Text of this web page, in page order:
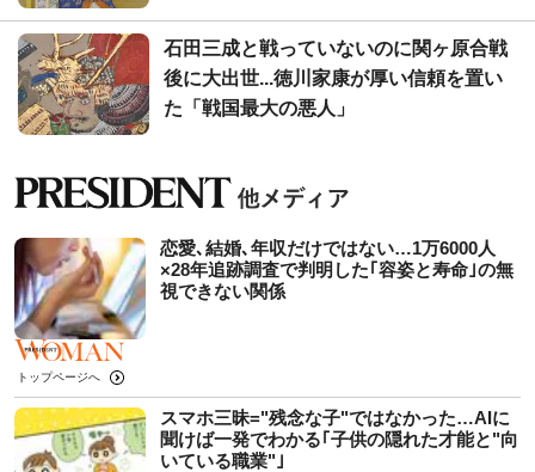
石田三成と戦っていないのに関ヶ原合戦
後に大出世...徳川家康が厚い信頼を置い
た「戦国最大の悪人」
恋愛､結婚､年収だけではない…1万6000人
×28年追跡調査で判明した｢容姿と寿命｣の無
視できない関係
トップページへ
スマホ三昧="残念な子"ではなかった…AIに
聞けば一発でわかる｢子供の隠れた才能と"向
いている職業"｣